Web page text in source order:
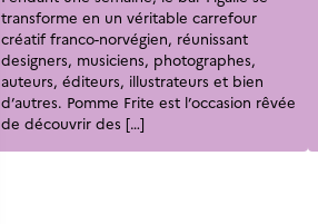
Certifications
Coopération
éducative
Lycées en France
Assistants de langue
française et norvégienne
transforme en un véritable carrefour
créatif franco-norvégien, réunissant
designers, musiciens, photographes,
auteurs, éditeurs, illustrateurs et bien
d’autres. Pomme Frite est l’occasion rêvée
de découvrir des […]